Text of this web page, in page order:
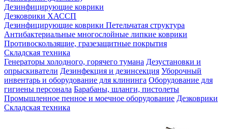
Дезинфицирующие коврики
Дезковрики ХАССП
Дезинфицирующие коврики Петельчатая структура
Антибактериальные многослойные липкие коврики
Противоскользящие, гразезащитные покрытия
Складская техника
Генераторы холодного, горячего тумана Дезустановки и
опрыскиватели Дезинфекция и дезинсекция Уборочный
инвентарь и оборудование для клининга Оборудование для
гигиены персонала Барабаны, шланги, пистолеты
Промышленное пенное и моечное оборудование Дезковрики
Складская техника